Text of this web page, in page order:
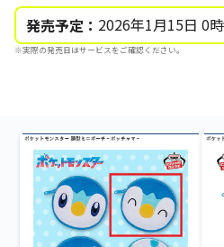
発売予定： 2026年1月15日 0時
※実際の発売日はサービスをご確認ください。